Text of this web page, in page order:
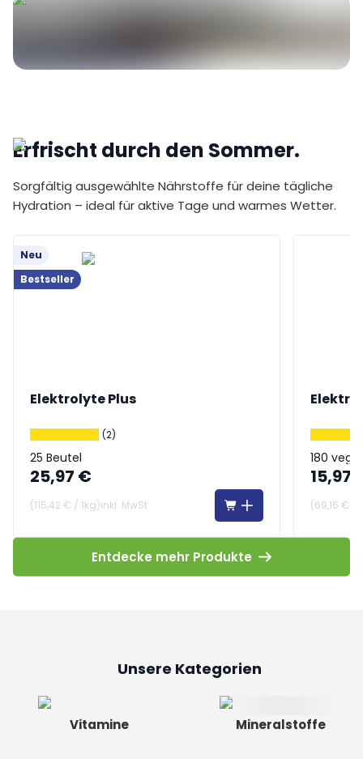
Erfrischt durch den Sommer.
Sorgfältig ausgewählte Nährstoffe für deine tägliche
Hydration – ideal für aktive Tage und warmes Wetter.
Neu
Bestseller
Elektrolyte Plus
(2)
25 Beutel
25,97 €
(115,42 € / 1kg)inkl. MwSt
180
15,97
(69,16 €
Entdecke mehr Produkte
Unsere Kategorien
Vitamine Mineralstoffe